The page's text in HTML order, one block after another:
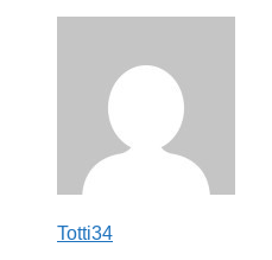
Totti34